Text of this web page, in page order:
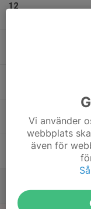
12
Vi använder
webbplats
även för